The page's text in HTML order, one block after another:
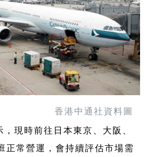
香港中通社資料圖
現時前往日本東京、大阪、
正常營運，會持續評估市場需